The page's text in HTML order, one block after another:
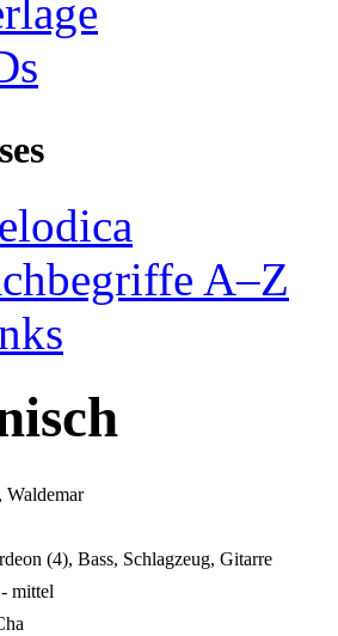
A–Z
Waldemar
(4), Bass, Schlagzeug, Gitarre
mittel